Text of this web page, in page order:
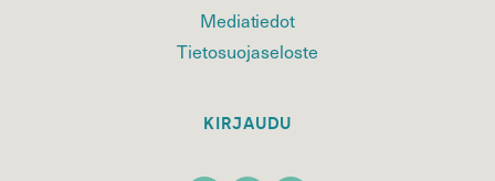
Mediatiedot
Tietosuojaseloste
KIRJAUDU